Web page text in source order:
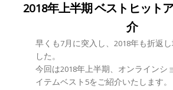
2018年上半期 ベストヒット
介
早くも7月に突入し、2018年も折返
した。
今回は2018年上半期、オンラインシ
イテムベスト5をご紹介いたします。